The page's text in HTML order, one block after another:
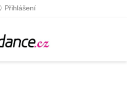
Přihlášení